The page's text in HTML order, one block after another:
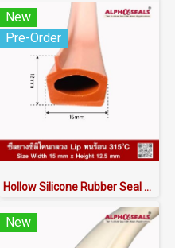
New
Pre-Order
Hollow Silicone Rubber Seal with Lip | Heat Resistant to 315°C | AlphaSeals® | 15×12mm 50M/Roll | Redbrick | FDA RoHS Certified
New